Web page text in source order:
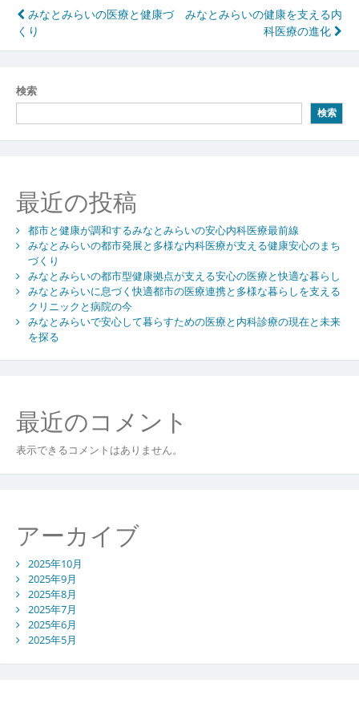
投
稿
ビ
ゲ
ー
ョ
ン
みなとみらいの医療と健康づ
くり
みなとみらいの健康を支える内
科医療の進化
検索
検索
最近の投稿
都市と健康が調和するみなとみらいの安心内科医療最前線
みなとみらいの都市発展と多様な内科医療が支える健康安心のまち
づくり
みなとみらいの都市型健康拠点が支える安心の医療と快適な暮らし
みなとみらいに息づく快適都市の医療連携と多様な暮らしを支える
クリニックと病院の今
みなとみらいで安心して暮らすための医療と内科診療の現在と未来
を探る
最近のコメント
表示できるコメントはありません。
アーカイブ
2025年10月
2025年9月
2025年8月
2025年7月
2025年6月
2025年5月